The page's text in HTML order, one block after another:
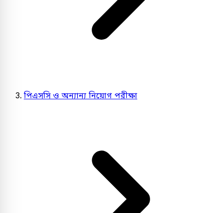
পিএসসি ও অন্যান্য নিয়োগ পরীক্ষা